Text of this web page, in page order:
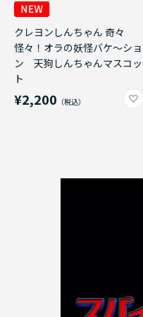
クレヨンしんちゃん 奇々
怪々！オラの妖怪バケ～ショ
ン 天狗しんちゃんマスコッ
ト
¥2,200